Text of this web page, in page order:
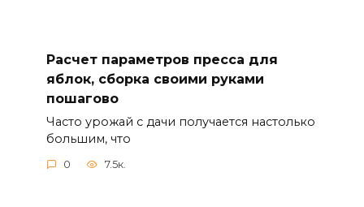
Расчет параметров пресса для
яблок, сборка своими руками
пошагово
Часто урожай с дачи получается настолько
большим, что
0 7.5к.